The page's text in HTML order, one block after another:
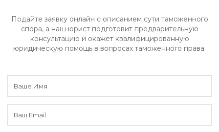
Подайте заявку онлайн с описанием сути таможенного
спора, а наш юрист подготовит предварительную
консультацию и окажет квалифицированную
юридическую помощь в вопросах таможенного права.